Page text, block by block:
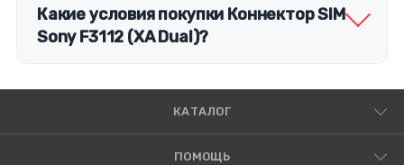
Какие условия покупки Коннектор SIM
Sony F3112 (XA Dual)?
КАТАЛОГ
ПОМОЩЬ